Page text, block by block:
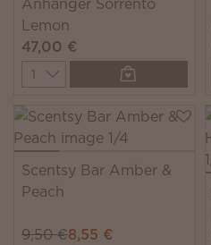
Lemon
47,00 €
Quantity
Scentsy Bar Amber &
Peach
9,50 €8,55 €